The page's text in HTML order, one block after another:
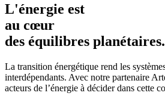
L'énergie est
au cœur
des équilibres planétaires.
La transition énergétique rend les
interdépendants. Avec notre partenaire
acteurs de l’énergie à décider dans cette